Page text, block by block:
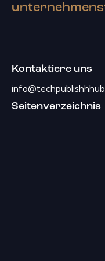
Kontaktiere uns
Seitenverzeichnis